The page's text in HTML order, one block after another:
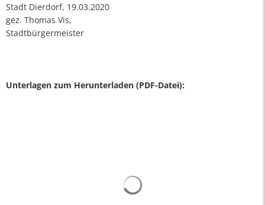
Stadt Dierdorf, 19.03.2020
gez. Thomas Vis,
Stadtbürgermeister
Unterlagen zum Herunterladen (PDF-Datei):